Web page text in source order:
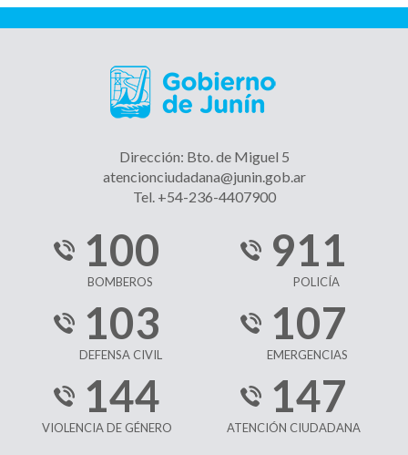
Dirección: Bto. de Miguel 5
atencionciudadana@junin.gob.ar
Tel. +54-236-4407900
100
BOMBEROS
911
POLICÍA
103
DEFENSA CIVIL
107
EMERGENCIAS
144
VIOLENCIA DE GÉNERO
147
ATENCIÓN CIUDADANA